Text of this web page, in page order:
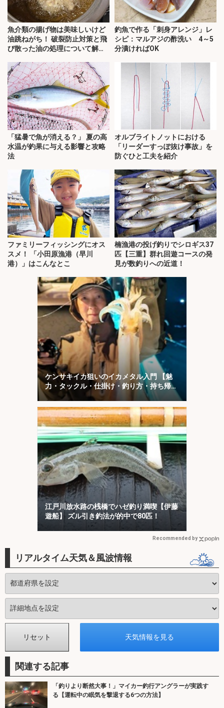
魚介類の揚げ物は美味しいけど
油跳ねがち！ 破裂防止対策と飛
び散った油の処理について解
釣魚で作る「刺身アレンジ」レ
シピ：マルアジの酢洗い 4～5
分漬ければOK
「猛暑で魚が消える？」 夏の高
水温が釣果に与える影響と攻略
法
オルブライトノットにおける
「リーダーすっぽ抜け事故」を
防ぐひと工夫を紹介
ファミリーフィッシングにオス
スメ！ 「小田原漁港（早川
港）」はこんなとこ
楠漁港の投げ釣りでシロギス37
匹【三重】群れ回遊コースの発
見が数釣りへの近道！
ケンサキイカ狙いのイカメタル入門 【魅
力・タックル・仕掛け・釣り方・持ち帰り
方を解説】
江戸川放水路の桟橋でハゼ釣り満喫【伊藤
遊船】 ズル引き釣法が的中で80匹！
Recommended by
リアルタイム天気＆風波情報
関連する記事
「釣りより断然大事！」マイカー釣行アングラーが実践す
る【運転中の眠気を撃退する6つの方法】